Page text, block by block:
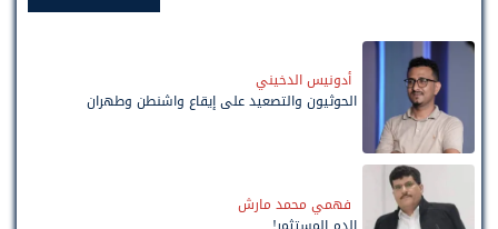
أدونيس الدخيني
الحوثيون والتصعيد على إيقاع واشنطن وطهران
فهمي محمد مارش